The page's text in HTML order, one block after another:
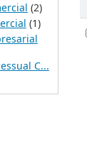
(2)
(1)
C...